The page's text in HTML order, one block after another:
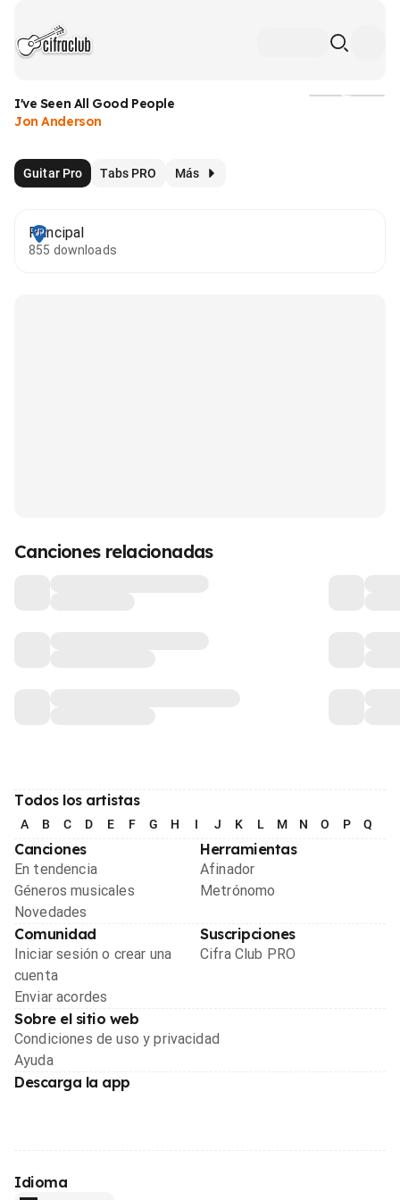
I've Seen All Good People
Jon Anderson
Guitar Pro Tabs PRO Más
Principal
855 downloads
Canciones relacionadas
Todos los artistas
A B C D E F G H I J K L M N O P Q
Canciones
En tendencia
Géneros musicales
Novedades
Herramientas
Afinador
Metrónomo
Comunidad
Iniciar sesión o crear una
cuenta
Enviar acordes
Suscripciones
Cifra Club PRO
Sobre el sitio web
Condiciones de uso y privacidad
Ayuda
Descarga la app
Idioma